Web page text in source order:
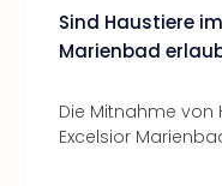
Sind Haustiere
Marienbad
Die Mitnahme von
Excelsior